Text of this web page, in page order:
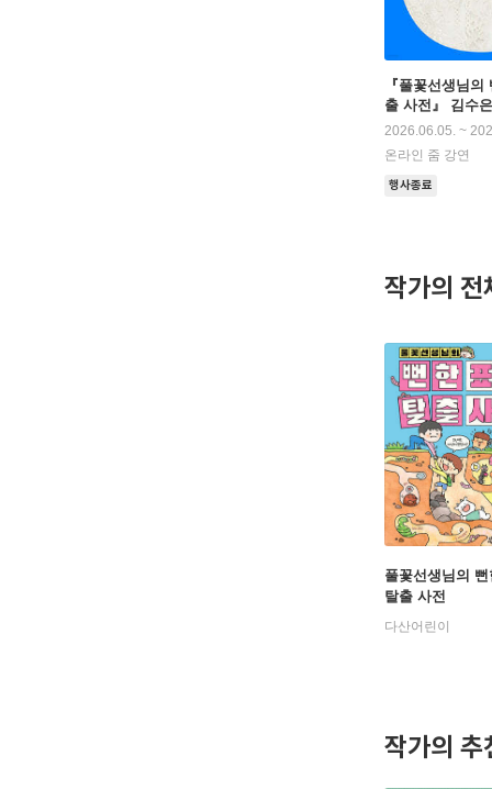
『풀꽃선생님
출 사전』 김수
2026.06.05. ~
온라인 줌 강연
행사종료
작가의 전
풀꽃선생님의
탈출 사전
다산어린이
작가의 추